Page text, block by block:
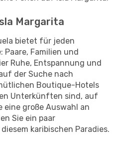
Margarita
bietet für jeden
Paare, Familien und
Ruhe, Entspannung und
der Suche nach
Boutique-Hotels
Unterkünften sind, auf
eine große Auswahl an
Sie ein paar
karibischen Paradies.